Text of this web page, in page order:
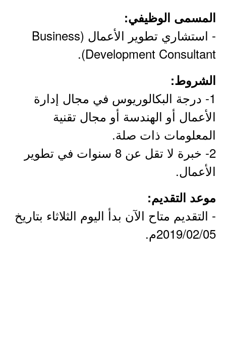
المسمى الوظيفي:
- استشاري تطوير الأعمال (Business
Development Consultant).
الشروط:
1- درجة البكالوريوس في مجال إدارة
الأعمال أو الهندسة أو مجال تقنية
المعلومات ذات صلة.
2- خبرة لا تقل عن 8 سنوات في تطوير
الأعمال.
موعد التقديم:
- التقديم متاح الآن بدأ اليوم الثلاثاء بتاريخ
2019/02/05م.